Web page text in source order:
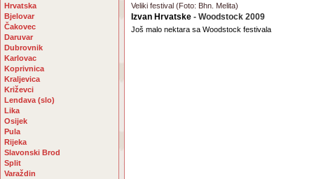
Hrvatska
Bjelovar
Čakovec
Daruvar
Dubrovnik
Karlovac
Koprivnica
Kraljevica
Križevci
Lendava (slo)
Lika
Osijek
Pula
Rijeka
Slavonski Brod
Split
Varaždin
Veliki festival (Foto: Bhn. Melita)
Izvan Hrvatske - Woodstock 2009
Još malo nektara sa Woodstock festivala